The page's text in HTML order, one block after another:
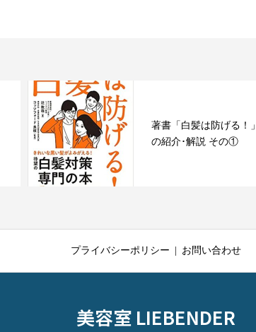
著書「白髪は防げる！」
の紹介･解説 その①
プライバシーポリシー お問い合わせ
美容室 LIEBENDER